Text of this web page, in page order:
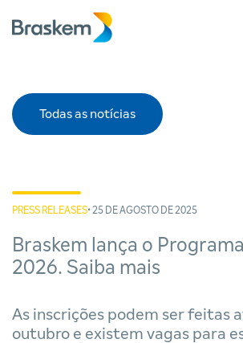
Todas as notícias
PRESS RELEASES• 25 DE AGOSTO DE 2025
Braskem lança o
2026. Saiba mais
As inscrições podem ser feitas
outubro e existem vagas para